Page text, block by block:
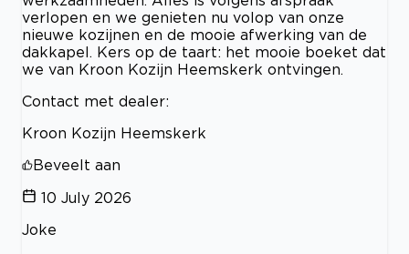
verlopen en we genieten nu volop van onze
nieuwe kozijnen en de mooie afwerking van de
dakkapel. Kers op de taart: het mooie boeket dat
we van Kroon Kozijn Heemskerk ontvingen.
Contact met dealer:
Kroon Kozijn Heemskerk
Beveelt aan
10 July 2026
Joke